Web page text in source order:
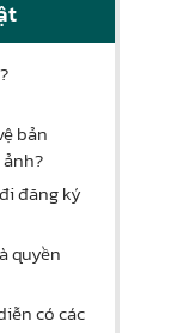
bản
​đăng​ ​ký​
quyền
có các